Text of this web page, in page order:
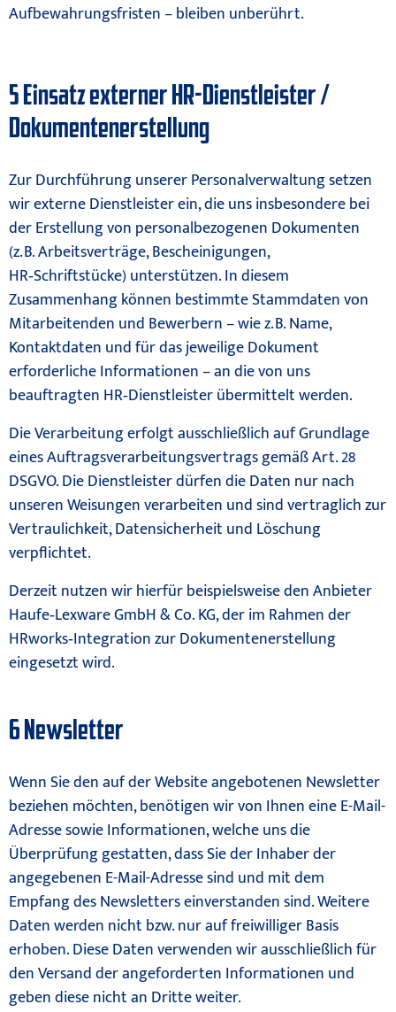
Aufbewahrungsfristen – bleiben unberührt.
5 Einsatz externer HR-Dienstleister /
Dokumentenerstellung
Zur Durchführung unserer Personalverwaltung setzen
wir externe Dienstleister ein, die uns insbesondere bei
der Erstellung von personalbezogenen Dokumenten
(z. B. Arbeitsverträge, Bescheinigungen,
HR‑Schriftstücke) unterstützen. In diesem
Zusammenhang können bestimmte Stammdaten von
Mitarbeitenden und Bewerbern – wie z. B. Name,
Kontaktdaten und für das jeweilige Dokument
erforderliche Informationen – an die von uns
beauftragten HR‑Dienstleister übermittelt werden.
Die Verarbeitung erfolgt ausschließlich auf Grundlage
eines Auftragsverarbeitungsvertrags gemäß Art. 28
DSGVO. Die Dienstleister dürfen die Daten nur nach
unseren Weisungen verarbeiten und sind vertraglich zur
Vertraulichkeit, Datensicherheit und Löschung
verpflichtet.
Derzeit nutzen wir hierfür beispielsweise den Anbieter
Haufe‑Lexware GmbH & Co. KG, der im Rahmen der
HRworks‑Integration zur Dokumentenerstellung
eingesetzt wird.
6 Newsletter
Wenn Sie den auf der Website angebotenen Newsletter
beziehen möchten, benötigen wir von Ihnen eine E-Mail-
Adresse sowie Informationen, welche uns die
Überprüfung gestatten, dass Sie der Inhaber der
angegebenen E-Mail-Adresse sind und mit dem
Empfang des Newsletters einverstanden sind. Weitere
Daten werden nicht bzw. nur auf freiwilliger Basis
erhoben. Diese Daten verwenden wir ausschließlich für
den Versand der angeforderten Informationen und
geben diese nicht an Dritte weiter.